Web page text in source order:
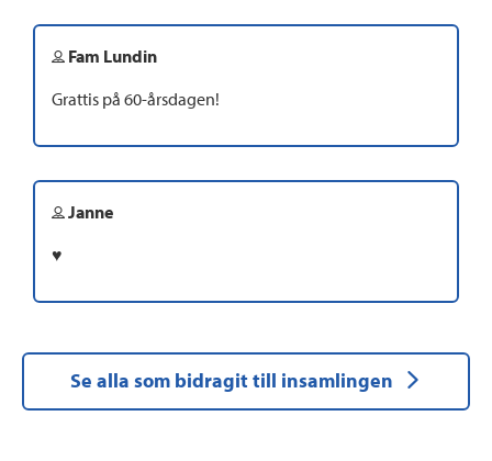
Fam Lundin
Grattis på 60-årsdagen!
Janne
♥️
Se alla som bidragit till insamlingen